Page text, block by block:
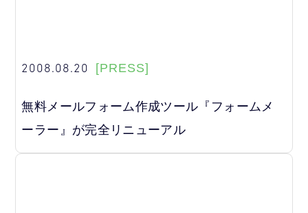
2008.08.20 [PRESS]
無料メールフォーム作成ツール『フォームメ
ーラー』が完全リニューアル